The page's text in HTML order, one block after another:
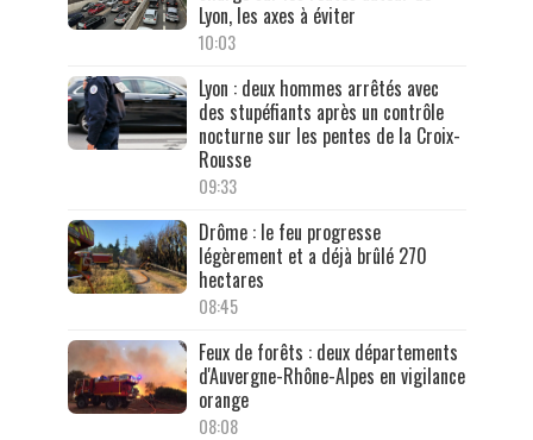
Lyon, les axes à éviter
10:03
Lyon : deux hommes arrêtés avec
des stupéfiants après un contrôle
nocturne sur les pentes de la Croix-
Rousse
09:33
Drôme : le feu progresse
légèrement et a déjà brûlé 270
hectares
08:45
Feux de forêts : deux départements
d'Auvergne-Rhône-Alpes en vigilance
orange
08:08